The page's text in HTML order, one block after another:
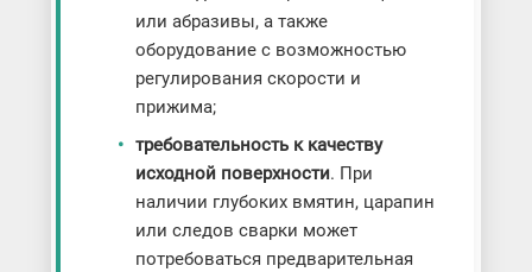
или абразивы, а также
оборудование с возможностью
регулирования скорости и
прижима;
требовательность к качеству
исходной поверхности. При
наличии глубоких вмятин, царапин
или следов сварки может
потребоваться предварительная